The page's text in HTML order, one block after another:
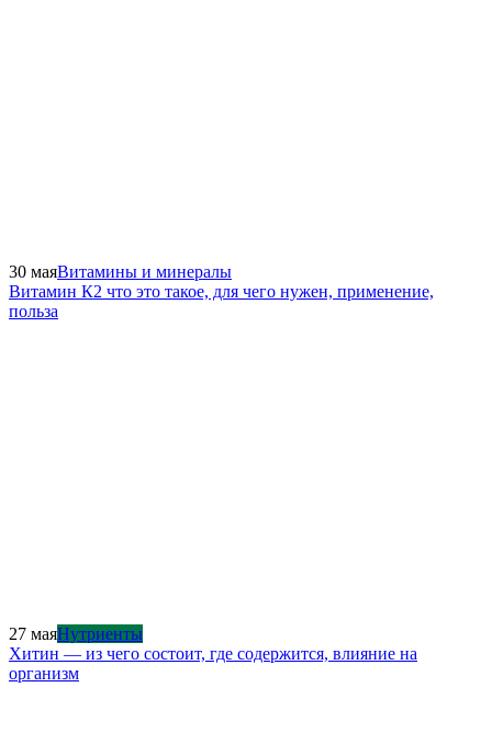
30 маяВитамины и минералы
Витамин К2 что это такое, для чего нужен, применение,
польза
27 маяНутриенты
Хитин — из чего состоит, где содержится, влияние на
организм